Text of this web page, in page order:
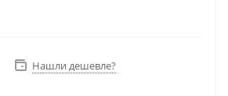
Видеокарта RTX 4070 12Гб,
Нашли дешевле?